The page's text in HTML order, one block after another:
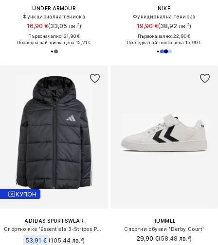
UNDER ARMOUR
Функционална тениска
16,90 €(33,05 лв.³)
Първоначално: 21,90 €
Последна най-ниска цена:15,21 €
NIKE
Функционална тениска
19,90 €(38,92 лв.³)
Първоначално: 22,90 €
Последна най-ниска цена:15,90 €
КУПОН
ADIDAS SPORTSWEAR
53,91 € (105,44 лв.³)
HUMMEL
Спортни обувки 'Derby Court'
29,90 €(58,48 лв.³)